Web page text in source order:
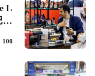
L
正
100